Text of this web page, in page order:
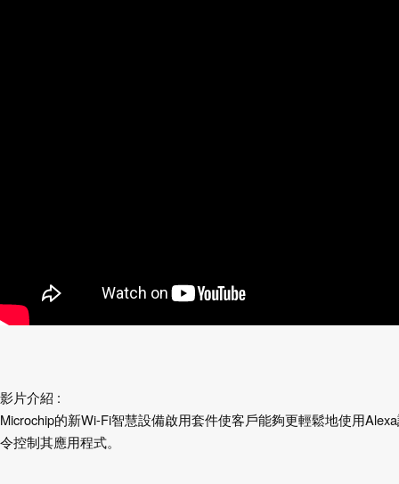
影片介紹 :
Microchip的新Wi-Fi智慧設備啟用套件使客戶能夠更輕鬆地使用
令控制其應用程式。